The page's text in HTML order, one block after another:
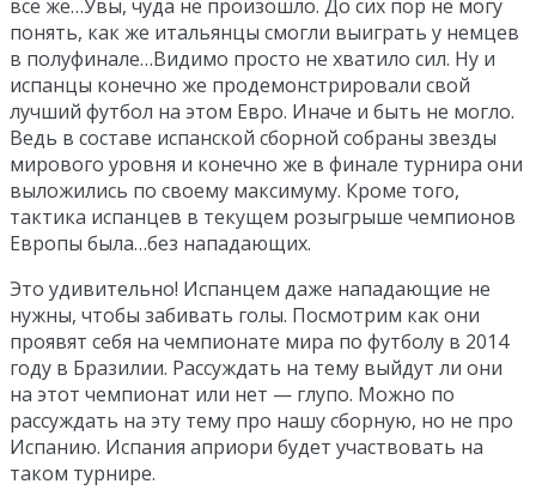
все же…Увы, чуда не произошло. До сих пор не могу
понять, как же итальянцы смогли выиграть у немцев
в полуфинале…Видимо просто не хватило сил. Ну и
испанцы конечно же продемонстрировали свой
лучший футбол на этом Евро. Иначе и быть не могло.
Ведь в составе испанской сборной собраны звезды
мирового уровня и конечно же в финале турнира они
выложились по своему максимуму. Кроме того,
тактика испанцев в текущем розыгрыше чемпионов
Европы была…без нападающих.
Это удивительно! Испанцем даже нападающие не
нужны, чтобы забивать голы. Посмотрим как они
проявят себя на чемпионате мира по футболу в 2014
году в Бразилии. Рассуждать на тему выйдут ли они
на этот чемпионат или нет — глупо. Можно по
рассуждать на эту тему про нашу сборную, но не про
Испанию. Испания априори будет участвовать на
таком турнире.